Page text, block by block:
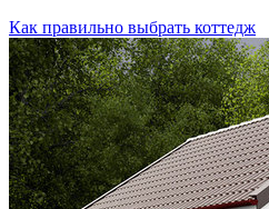
Как правильно выбрать коттедж